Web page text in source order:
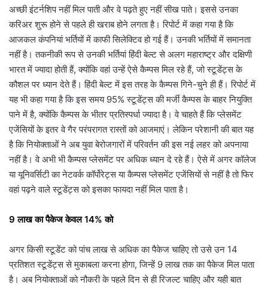
अच्छी इंटर्नशिप नहीं मिल पाती और वे पढ़ते हुए नहीं सीख पाते। इससे उनका
करिअर शुरू होने से पहले ही खराब होने लगता है। रिपोर्ट में कहा गया है कि
आजकल कंपनियां भर्तियों में काफी सिलेक्टिव हो गई हैं। उनकी भर्तियों में समानता
नहीं है। तकनीकी रूप से उनकी भर्तियां हिंदी बेल्ट से अलग महाराष्ट्र और दक्षिणी
भारत में ज्यादा होती हैं, क्योंकि वहां उन्हें ऐसे कैम्पस मिल रहे हैं, जो स्टूडेंट्स के
कौशल पर ध्यान देते हैं। हिंदी बेल्ट में इस तरह के कैम्पस गिने-चुने ही हैं। रिपोर्ट में
यह भी कहा गया है कि इस समय 95% स्टूडेंट्स की मर्जी कैम्पस के बाहर नियुक्ति
पाने में है, क्योंकि कैम्पस के भीतर प्रतिस्पर्धा ज्यादा है। वे चाहते हैं कि प्लेसमेंट
एजेंसियों के इतर वे गैर परंपरागत रास्तों को आजमाएं। लेकिन परेशानी की बात यह
है कि नियोक्ताओं ने अब युवा बेरोजगारों में परिवर्तन की इस नई लहर को अपनाया
नहीं है। वे अभी भी कैम्पस प्लेसमेंट पर अधिक ध्यान दे रहे हैं। ऐसे में अगर कॉलेज
या यूनिवर्सिटी का नेटवर्क कॉर्पोरेट्स या कैम्पस प्लेसमेंट एजेंसियों से नहीं है तो फिर
वहां पढ़ने वाले स्टूडेंट्स को इसका फायदा नहीं मिल पाता है।
9 लाख का पैकेज केवल 14% को
अगर किसी स्टूडेंट को पांच लाख से अधिक का पैकेज चाहिए तो उसे उन 14
प्रतिशत स्टूडेंट्स से मुकाबला करना होगा, जिन्हें 9 लाख तक का पैकेज मिल पाता
है। अब नियोक्ताओं को नौकरी के पहले दिन से ही रिजल्ट चाहिए और यही बात